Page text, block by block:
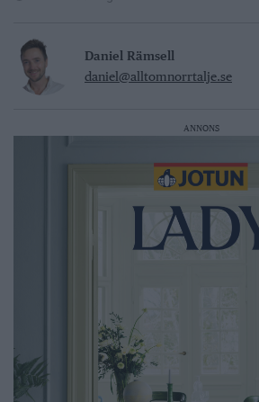
Daniel Rämsell
daniel@alltomnorrtalje.se
ANNONS